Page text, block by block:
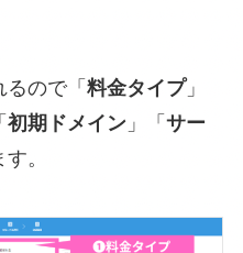
ので「 料金タイプ」
初期ドメイン」「 サー
。